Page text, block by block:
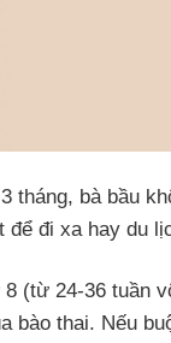
tháng, bà bầu
để đi xa hay du
(từ 24-36 tuần
bào thai. Nếu